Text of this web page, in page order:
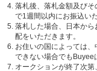
落札後、落札金額及び
で1週間以内にお振込い
落札した場合、日本か
配をいただきます。
お住いの国によっては
できない場合でもBuyee
オークションが終了次